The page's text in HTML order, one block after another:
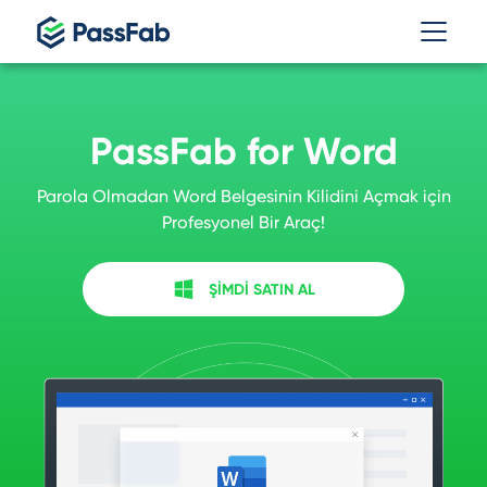
PassFab for Word
Parola Olmadan Word Belgesinin Kilidini Açmak için
Profesyonel Bir Araç!
ŞİMDİ SATIN AL